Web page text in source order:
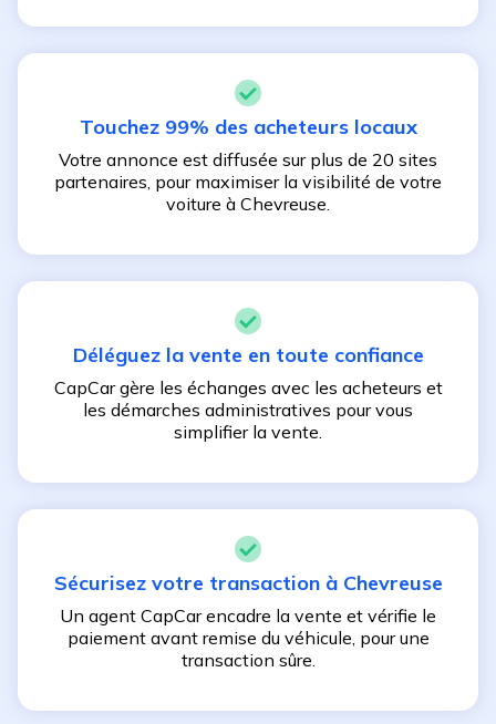
Touchez 99% des acheteurs locaux
Votre annonce est diffusée sur plus de 20 sites
partenaires, pour maximiser la visibilité de votre
voiture à Chevreuse.
Déléguez la vente en toute confiance
CapCar gère les échanges avec les acheteurs et
les démarches administratives pour vous
simplifier la vente.
Sécurisez votre transaction à Chevreuse
Un agent CapCar encadre la vente et vérifie le
paiement avant remise du véhicule, pour une
transaction sûre.